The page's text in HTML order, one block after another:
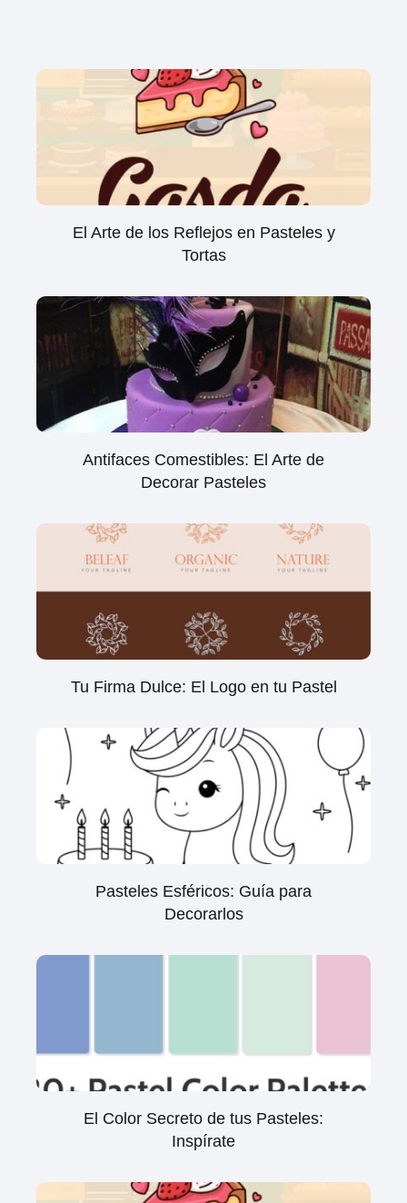
El Arte de los Reflejos en Pasteles y
Tortas
Antifaces Comestibles: El Arte de
Decorar Pasteles
Tu Firma Dulce: El Logo en tu Pastel
Pasteles Esféricos: Guía para
Decorarlos
El Color Secreto de tus Pasteles:
Inspírate